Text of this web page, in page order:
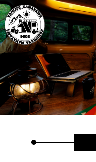
コンセプト
納車までの流れ
よくある質問
会社案内